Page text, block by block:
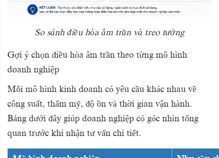
So sánh điều hòa âm trần và treo tường
Gợi ý chọn điều hòa âm trần theo từng mô hình
doanh nghiệp
Mỗi mô hình kinh doanh có yêu cầu khác nhau về
công suất, thẩm mỹ, độ ồn và thời gian vận hành.
Bảng dưới đây giúp doanh nghiệp có góc nhìn tổng
quan trước khi nhận tư vấn chi tiết.